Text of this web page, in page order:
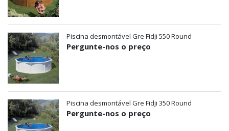
Piscina desmontável Gre Fidji 550 Round
Pergunte-nos o preço
Piscina desmontável Gre Fidji 350 Round
Pergunte-nos o preço